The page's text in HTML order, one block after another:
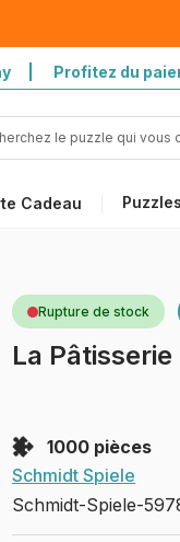
| Profitez du
Cadeau
Rupture de stock
La
1000 pièces
Schmidt Spiele
Schmidt-Spiele-